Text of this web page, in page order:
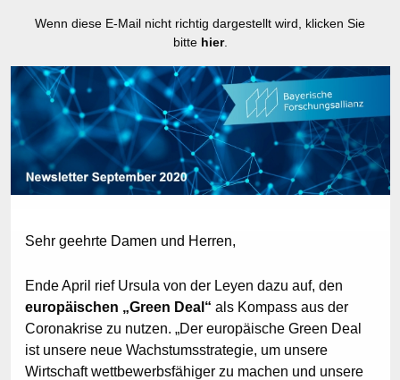
Wenn diese E-Mail nicht richtig dargestellt wird, klicken Sie
bitte hier.
Sehr geehrte Damen und Herren,
Ende April rief Ursula von der Leyen dazu auf, den
europäischen „Green Deal“ als Kompass aus der
Coronakrise zu nutzen. „Der europäische Green Deal
ist unsere neue Wachstumsstrategie, um unsere
Wirtschaft wettbewerbsfähiger zu machen und unsere